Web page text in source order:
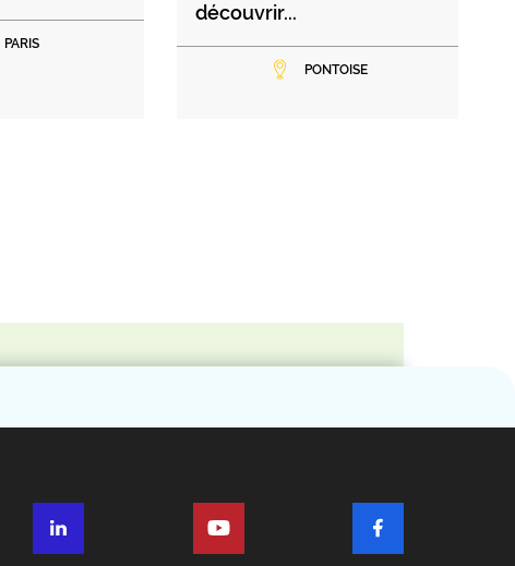
PARIS
découvrir...
PONTOISE